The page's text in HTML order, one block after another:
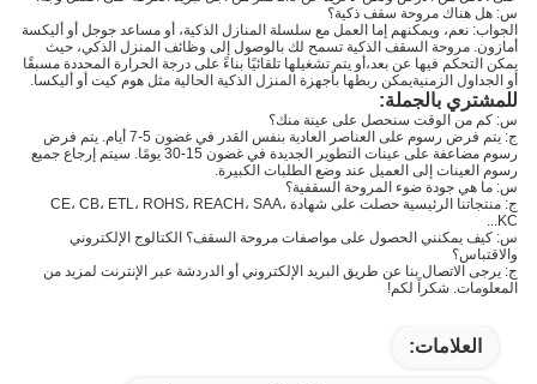
س: هل هناك مروحة سقف ذكية؟
الجواب: نعم، ويمكنهم إما العمل مع سلسلة المنازل الذكية، أو مساعد جوجل أو أليكسة
أمازون. مروحة السقف الذكية تسمح لك بالوصول إلى وظائف المنزل الذكي، حيث
يمكن التحكم فيها عن بعد،أو يتم تشغيلها تلقائيًا بناءً على درجة الحرارة المحددة مسبقًا
أو الجداول الزمنيةيمكن ربطها بأجهزة المنزل الذكية الحالية مثل هوم كيت أو أليكسا.
للمشتري بالجملة:
س: كم من الوقت سنحصل على عينة منك؟
ج: يتم فرض رسوم على العناصر العادية بنفس القدر في غضون 5-7 أيام. يتم فرض
رسوم مضاعفة على عينات التطوير الجديدة في غضون 15-30 يومًا. سيتم إرجاع جميع
رسوم العينات إلى العميل عند وضع الطلبات الكبيرة.
س: ما هي جودة ضوء المروحة السقفية؟
ج: منتجاتنا الرئيسية حصلت على شهادة CE، CB، ETL، ROHS، REACH، SAA،
KC...
س: كيف يمكنني الحصول على مواصفات مروحة السقف؟ الكتالوج الإلكتروني
والاقتباس؟
ج: يرجى الاتصال بنا عن طريق البريد الإلكتروني أو الدردشة عبر الإنترنت لمزيد من
المعلومات. شكراً لكم!
العلامات: